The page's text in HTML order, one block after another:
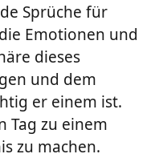
Sprüche für
Emotionen und
dieses
und dem
er einem ist.
Tag zu einem
zu machen.